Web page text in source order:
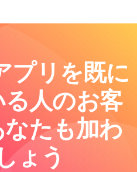
プリを既に
人のお客
たも加わ
ょう